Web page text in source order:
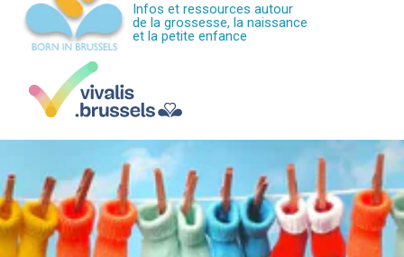
Infos et ressources autour
de la grossesse, la naissance
et la petite enfance